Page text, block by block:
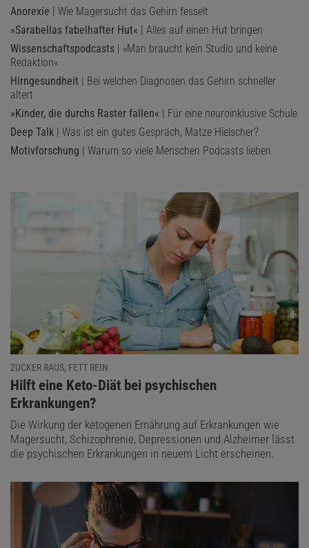
Anorexie | Wie Magersucht das Gehirn fesselt
»Sarabellas fabelhafter Hut« | Alles auf einen Hut bringen
Wissenschaftspodcasts | »Man braucht kein Studio und keine
Redaktion«
Hirngesundheit | Bei welchen Diagnosen das Gehirn schneller
altert
»Kinder, die durchs Raster fallen« | Für eine neuroinklusive Schule
Deep Talk | Was ist ein gutes Gespräch, Matze Hielscher?
Motivforschung | Warum so viele Menschen Podcasts lieben
ZUCKER RAUS, FETT REIN
:
Hilft eine Keto-Diät bei psychischen
Erkrankungen?
Die Wirkung der ketogenen Ernährung auf Erkrankungen wie
Magersucht, Schizophrenie, Depressionen und Alzheimer lässt
die psychischen Erkrankungen in neuem Licht erscheinen.